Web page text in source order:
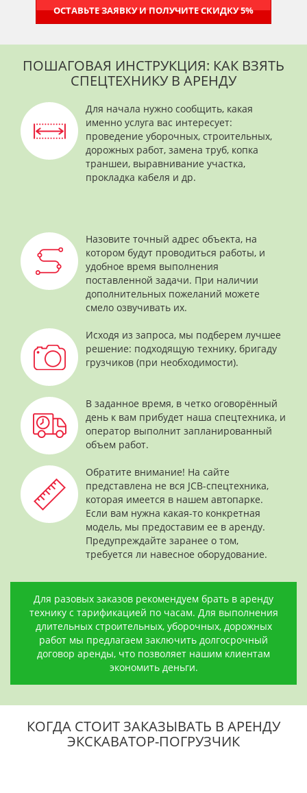
ОСТАВЬТЕ ЗАЯВКУ И ПОЛУЧИТЕ СКИДКУ 5%
ПОШАГОВАЯ ИНСТРУКЦИЯ: КАК ВЗЯТЬ
СПЕЦТЕХНИКУ В АРЕНДУ
Для начала нужно сообщить, какая
именно услуга вас интересует:
проведение уборочных, строительных,
дорожных работ, замена труб, копка
траншеи, выравнивание участка,
прокладка кабеля и др.
Назовите точный адрес объекта, на
котором будут проводиться работы, и
удобное время выполнения
поставленной задачи. При наличии
дополнительных пожеланий можете
смело озвучивать их.
Исходя из запроса, мы подберем лучшее
решение: подходящую технику, бригаду
грузчиков (при необходимости).
В заданное время, в четко оговорённый
день к вам прибудет наша спецтехника, и
оператор выполнит запланированный
объем работ.
Обратите внимание! На сайте
представлена не вся JCB-спецтехника,
которая имеется в нашем автопарке.
Если вам нужна какая-то конкретная
модель, мы предоставим ее в аренду.
Предупреждайте заранее о том,
требуется ли навесное оборудование.
Для разовых заказов рекомендуем брать в аренду
технику с тарификацией по часам. Для выполнения
длительных строительных, уборочных, дорожных
работ мы предлагаем заключить долгосрочный
договор аренды, что позволяет нашим клиентам
экономить деньги.
КОГДА СТОИТ ЗАКАЗЫВАТЬ В АРЕНДУ
ЭКСКАВАТОР-ПОГРУЗЧИК